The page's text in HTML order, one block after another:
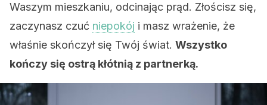
Waszym mieszkaniu, odcinając prąd. Złościsz się,
zaczynasz czuć niepokój i masz wrażenie, że
właśnie skończył się Twój świat. Wszystko
kończy się ostrą kłótnią z partnerką.